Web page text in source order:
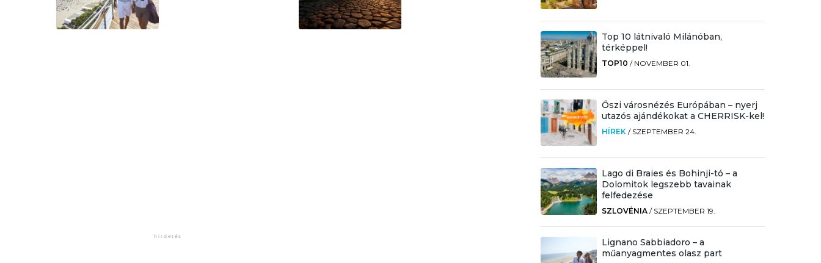
Top 10 látnivaló Milánóban,
térképpel!
TOP10 / NOVEMBER 01.
Őszi városnézés Európában – nyerj
utazós ajándékokat a CHERRISK-kel!
HÍREK / SZEPTEMBER 24.
Lago di Braies és Bohinji-tó – a
Dolomitok legszebb tavainak
felfedezése
SZLOVÉNIA / SZEPTEMBER 19.
Lignano Sabbiadoro – a
műanyagmentes olasz part